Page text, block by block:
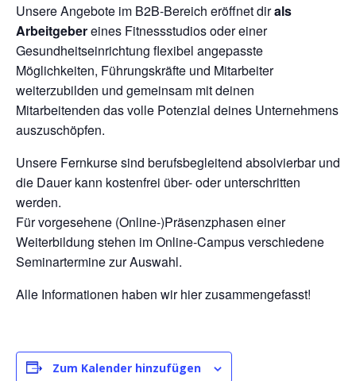
Unsere Angebote im B2B-Bereich eröffnet dirals
Arbeitgebereines Fitnessstudios oder einer
Gesundheitseinrichtung flexibel angepasste
Möglichkeiten, Führungskräfte und Mitarbeiter
weiterzubilden und gemeinsam mit deinen
Mitarbeitenden das volle Potenzial deines Unternehmens
auszuschöpfen.
Unsere Fernkurse sind berufsbegleitend absolvierbar und
die Dauer kann kostenfrei über- oder unterschritten
werden.
Für vorgesehene (Online-)Präsenzphasen einer
Weiterbildung stehen im Online-Campus verschiedene
Seminartermine zur Auswahl.
Alle Informationen haben wir hier zusammengefasst!
Zum Kalender hinzufügen